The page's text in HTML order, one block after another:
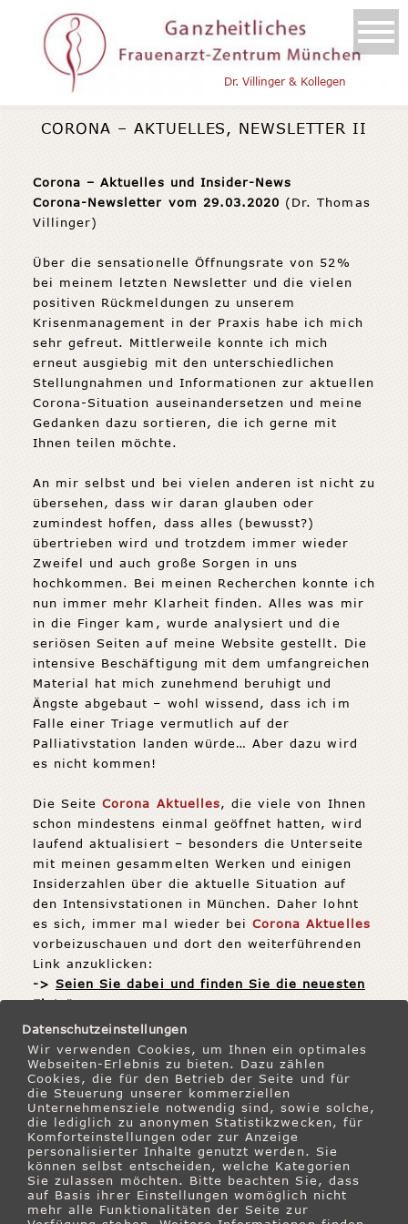
Dr. Villinger & Kollegen
CORONA – AKTUELLES, NEWSLETTER II
Corona – Aktuelles und Insider-News
Corona-Newsletter vom 29.03.2020 (Dr. Thomas
Villinger)
Über die sensationelle Öffnungsrate von 52%
bei meinem letzten Newsletter und die vielen
positiven Rückmeldungen zu unserem
Krisenmanagement in der Praxis habe ich mich
sehr gefreut. Mittlerweile konnte ich mich
erneut ausgiebig mit den unterschiedlichen
Stellungnahmen und Informationen zur aktuellen
Corona-Situation auseinandersetzen und meine
Gedanken dazu sortieren, die ich gerne mit
Ihnen teilen möchte.
An mir selbst und bei vielen anderen ist nicht zu
übersehen, dass wir daran glauben oder
zumindest hoffen, dass alles (bewusst?)
übertrieben wird und trotzdem immer wieder
Zweifel und auch große Sorgen in uns
hochkommen. Bei meinen Recherchen konnte ich
nun immer mehr Klarheit finden. Alles was mir
in die Finger kam, wurde analysiert und die
seriösen Seiten auf meine Website gestellt. Die
intensive Beschäftigung mit dem umfangreichen
Material hat mich zunehmend beruhigt und
Ängste abgebaut – wohl wissend, dass ich im
Falle einer Triage vermutlich auf der
Palliativstation landen würde… Aber dazu wird
es nicht kommen!
Die SeiteCorona Aktuelles, die viele von Ihnen
schon mindestens einmal geöffnet hatten, wird
laufend aktualisiert – besonders die Unterseite
mit meinen gesammelten Werken und einigen
Insiderzahlen über die aktuelle Situation auf
den Intensivstationen in München. Daher lohnt
es sich, immer mal wieder beiCorona Aktuelles
vorbeizuschauen und dort den weiterführenden
Link anzuklicken:
-> Seien Sie dabei und finden Sie die neuesten
Einträge.
Ich freue mich auf einen konstruktiven
Austausch mit Ihnen. Schicken Sie mir auch
gerne Links, die es wert sind, hier ebenfalls
gelistet zu werden. Mit meinem Sohn habe ich
um eine Selleriestaude gewettet, dass Sie die
52% noch toppen werden! Es lohnt sich, hier
gemeinsam zu einem guten Ausgang der
Situation beizutragen.
Herzliche Grüße
Datenschutzeinstellungen
Wir verwenden Cookies, um Ihnen ein optimales
Webseiten-Erlebnis zu bieten. Dazu zählen
Cookies, die für den Betrieb der Seite und für
die Steuerung unserer kommerziellen
Unternehmensziele notwendig sind, sowie solche,
die lediglich zu anonymen Statistikzwecken, für
Komforteinstellungen oder zur Anzeige
personalisierter Inhalte genutzt werden. Sie
können selbst entscheiden, welche Kategorien
Sie zulassen möchten. Bitte beachten Sie, dass
auf Basis ihrer Einstellungen womöglich nicht
mehr alle Funktionalitäten der Seite zur